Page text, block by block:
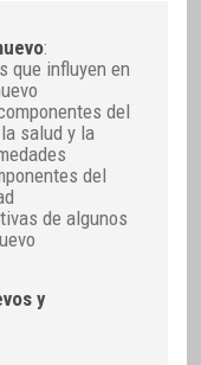
:
que influyen en
del
salud y la
del
de algunos
y